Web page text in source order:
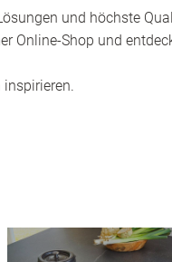
und höchste
Online-Shop und